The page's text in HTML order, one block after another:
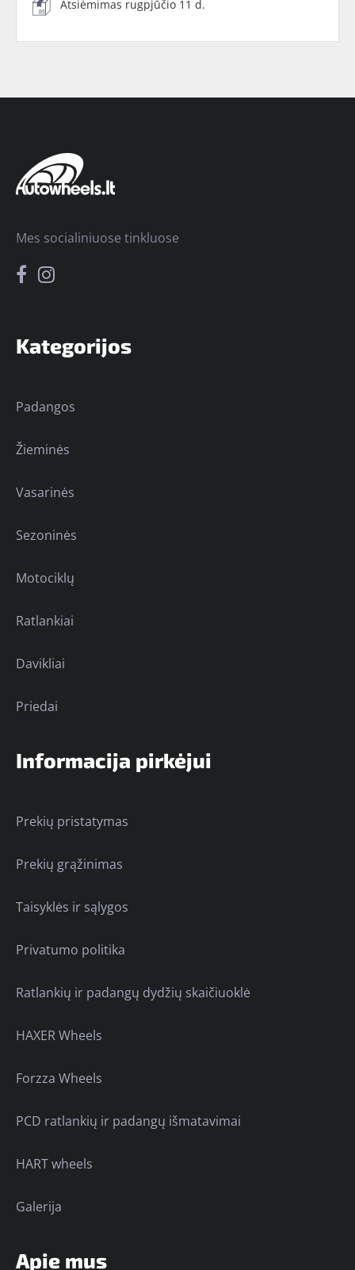
Atsiėmimas rugpjūčio 11 d.
Kategorijos
Padangos
Žieminės
Vasarinės
Sezoninės
Motociklų
Ratlankiai
Davikliai
Priedai
Informacija pirkėjui
Prekių pristatymas
Prekių grąžinimas
Taisyklės ir sąlygos
Privatumo politika
Ratlankių ir padangų dydžių skaičiuoklė
HAXER Wheels
Forzza Wheels
PCD ratlankių ir padangų išmatavimai
HART wheels
Galerija
Apie mus
Mes socialiniuose tinkluose